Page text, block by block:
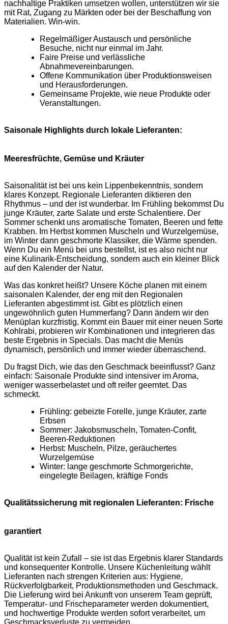
nachhaltige Praktiken umsetzen wollen, unterstützen wir sie
mit Rat, Zugang zu Märkten oder bei der Beschaffung von
Materialien. Win-win.
Regelmäßiger Austausch und persönliche
Besuche, nicht nur einmal im Jahr.
Faire Preise und verlässliche
Abnahmevereinbarungen.
Offene Kommunikation über Produktionsweisen
und Herausforderungen.
Gemeinsame Projekte, wie neue Produkte oder
Veranstaltungen.
Saisonale Highlights durch lokale Lieferanten:
Meeresfrüchte, Gemüse und Kräuter
Saisonalität ist bei uns kein Lippenbekenntnis, sondern
klares Konzept. Regionale Lieferanten diktieren den
Rhythmus – und der ist wunderbar. Im Frühling bekommst Du
junge Kräuter, zarte Salate und erste Schalentiere. Der
Sommer schenkt uns aromatische Tomaten, Beeren und fette
Krabben. Im Herbst kommen Muscheln und Wurzelgemüse,
im Winter dann geschmorte Klassiker, die Wärme spenden.
Wenn Du ein Menü bei uns bestellst, ist es also nicht nur
eine Kulinarik-Entscheidung, sondern auch ein kleiner Blick
auf den Kalender der Natur.
Was das konkret heißt? Unsere Köche planen mit einem
saisonalen Kalender, der eng mit den Regionalen
Lieferanten abgestimmt ist. Gibt es plötzlich einen
ungewöhnlich guten Hummerfang? Dann ändern wir den
Menüplan kurzfristig. Kommt ein Bauer mit einer neuen Sorte
Kohlrabi, probieren wir Kombinationen und integrieren das
beste Ergebnis in Specials. Das macht die Menüs
dynamisch, persönlich und immer wieder überraschend.
Du fragst Dich, wie das den Geschmack beeinflusst? Ganz
einfach: Saisonale Produkte sind intensiver im Aroma,
weniger wasserbelastet und oft reifer geerntet. Das
schmeckt.
Frühling: gebeizte Forelle, junge Kräuter, zarte
Erbsen
Sommer: Jakobsmuscheln, Tomaten-Confit,
Beeren-Reduktionen
Herbst: Muscheln, Pilze, geräuchertes
Wurzelgemüse
Winter: lange geschmorte Schmorgerichte,
eingelegte Beilagen, kräftige Fonds
Qualitätssicherung mit regionalen Lieferanten: Frische
garantiert
Qualität ist kein Zufall – sie ist das Ergebnis klarer Standards
und konsequenter Kontrolle. Unsere Küchenleitung wählt
Lieferanten nach strengen Kriterien aus: Hygiene,
Rückverfolgbarkeit, Produktionsmethoden und Geschmack.
Die Lieferung wird bei Ankunft von unserem Team geprüft,
Temperatur- und Frischeparameter werden dokumentiert,
und hochwertige Produkte werden sofort verarbeitet, um